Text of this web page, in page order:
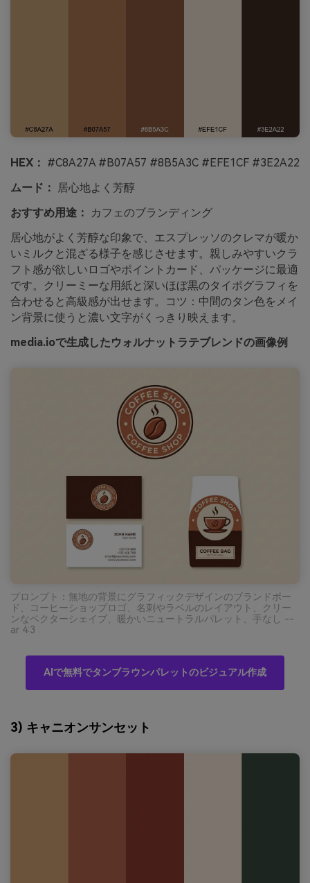
HEX： #C8A27A #B07A57 #8B5A3C #EFE1CF #3E2A22
ムード：
居心地よく芳醇
おすすめ用途：
カフェのブランディング
居心地がよく芳醇な印象で、エスプレッソのクレマが暖か
いミルクと混ざる様子を感じさせます。親しみやすいクラ
フト感が欲しいロゴやポイントカード、パッケージに最適
です。クリーミーな用紙と深いほぼ黒のタイポグラフィを
合わせると高級感が出せます。コツ：中間のタン色をメイ
ン背景に使うと濃い文字がくっきり映えます。
media.ioで生成したウォルナットラテブレンドの画像例
プロンプト：無地の背景にグラフィックデザインのブランドボー
ド、コーヒーショップロゴ、名刺やラベルのレイアウト、クリー
ンなベクターシェイプ、暖かいニュートラルパレット、手なし --
ar 4:3
AIで無料でタンブラウンパレットのビジュアル作成
3) キャニオンサンセット